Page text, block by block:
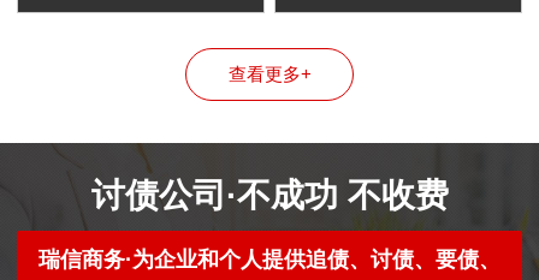
查看更多+
讨债公司·不成功 不收费
瑞信商务·为企业和个人提供追债、讨债、要债、